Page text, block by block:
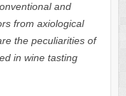
and
from axiological
the peculiarities of
in wine tasting